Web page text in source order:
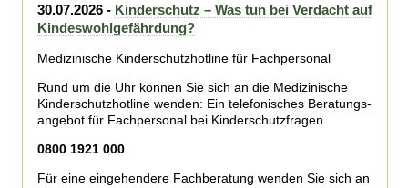
30.07.2026 - Kinderschutz – Was tun bei Verdacht auf
Kindeswohlgefährdung?
Medizinische Kinderschutzhotline für Fachpersonal
Rund um die Uhr können Sie sich an die Medizinische
Kinderschutzhotline wenden: Ein te­le­fo­ni­sches Be­ra­tungs­
an­ge­bot für Fach­per­so­nal bei Kin­der­schutz­fra­gen
0800 1921 000
Für eine eingehendere Fachberatung wenden Sie sich an